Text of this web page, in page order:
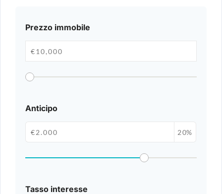
Prezzo immobile
Anticipo
%
Tasso interesse